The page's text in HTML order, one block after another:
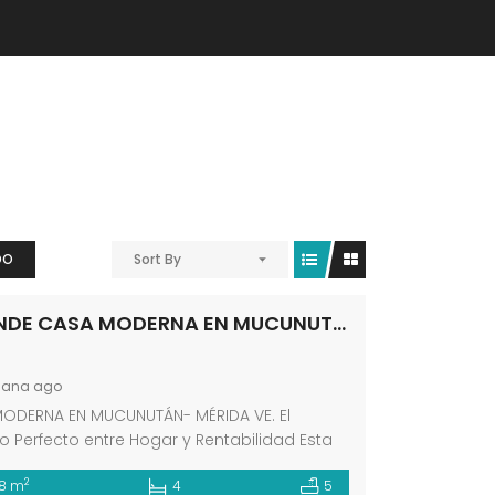
Sort By
SE VENDE CASA MODERNA EN MUCUNUTAN MÉRIDA VE
ago
EN MUCUNUTÁN- MÉRIDA VE. El
Perfecto entre Hogar y Rentabilidad Esta
propiedad de arquitectura moderna
por su versatilidad única en el mercado,
m2 4 5